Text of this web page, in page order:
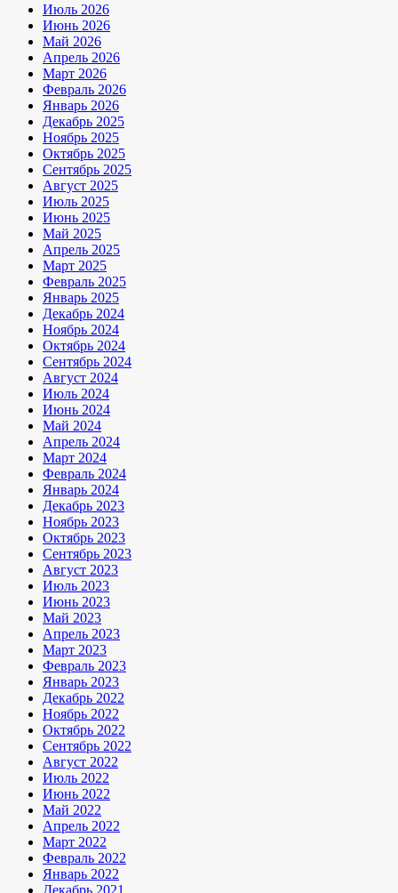
Июль 2026
Июнь 2026
Май 2026
Апрель 2026
Март 2026
Февраль 2026
Январь 2026
Декабрь 2025
Ноябрь 2025
Октябрь 2025
Сентябрь 2025
Август 2025
Июль 2025
Июнь 2025
Май 2025
Апрель 2025
Март 2025
Февраль 2025
Январь 2025
Декабрь 2024
Ноябрь 2024
Октябрь 2024
Сентябрь 2024
Август 2024
Июль 2024
Июнь 2024
Май 2024
Апрель 2024
Март 2024
Февраль 2024
Январь 2024
Декабрь 2023
Ноябрь 2023
Октябрь 2023
Сентябрь 2023
Август 2023
Июль 2023
Июнь 2023
Май 2023
Апрель 2023
Март 2023
Февраль 2023
Январь 2023
Декабрь 2022
Ноябрь 2022
Октябрь 2022
Сентябрь 2022
Август 2022
Июль 2022
Июнь 2022
Май 2022
Апрель 2022
Март 2022
Февраль 2022
Январь 2022
Декабрь 2021